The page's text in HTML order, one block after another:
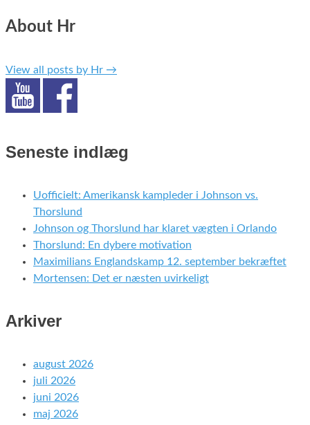
About Hr
View all posts by Hr →
Seneste indlæg
Uofficielt: Amerikansk kampleder i Johnson vs.
Thorslund
Johnson og Thorslund har klaret vægten i Orlando
Thorslund: En dybere motivation
Maximilians Englandskamp 12. september bekræftet
Mortensen: Det er næsten uvirkeligt
Arkiver
august 2026
juli 2026
juni 2026
maj 2026